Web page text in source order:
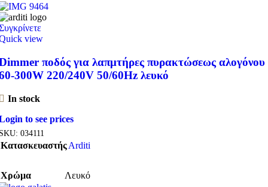
view
ποδός για λαπμτήρες πυρακτώσεως αλογόνου
300W 220/240V 50/60Hz λευκό
In stock
to see prices
034111
ΚατασκευαστήςArditi
Χρώμα Λευκό